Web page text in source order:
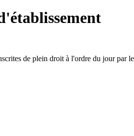
de plein droit à l'ordre du jour par